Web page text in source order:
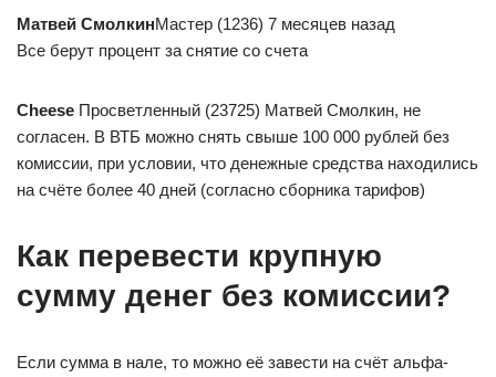
Матвей СмолкинМастер (1236) 7 месяцев назад
Все берут процент за снятие со счета
Cheese Просветленный (23725) Матвей Смолкин, не
согласен. В ВТБ можно снять свыше 100 000 рублей без
комиссии, при условии, что денежные средства находились
на счёте более 40 дней (согласно сборника тарифов)
Как перевести крупную
сумму денег без комиссии?
Если сумма в нале, то можно её завести на счёт альфа-